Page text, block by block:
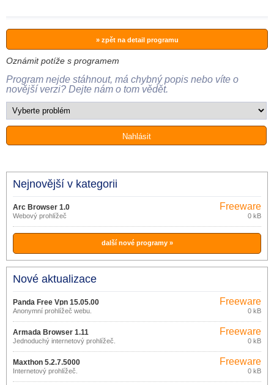
» zpět na detail programu
Oznámit potíže s programem
Program nejde stáhnout, má chybný popis nebo víte o
novější verzi? Dejte nám o tom vědět.
Nejnovější v kategorii
Arc Browser 1.0
Webový prohlížeč
Freeware
0 kB
další nové programy »
Nové aktualizace
Panda Free Vpn 15.05.00
Anonymní prohlížeč webu.
Freeware
0 kB
Armada Browser 1.11
Jednoduchý internetový prohlížeč.
Freeware
0 kB
Maxthon 5.2.7.5000
Internetový prohlížeč.
Freeware
0 kB